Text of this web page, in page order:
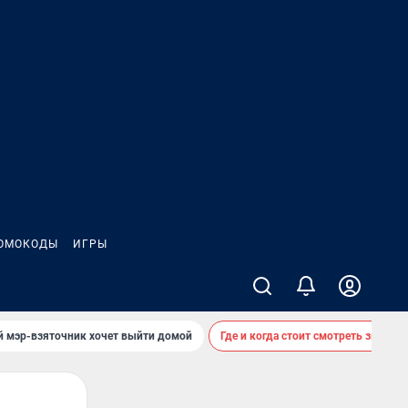
ИГРЫ
мэр-взяточник хочет выйти домой Где и когда стоит смотреть